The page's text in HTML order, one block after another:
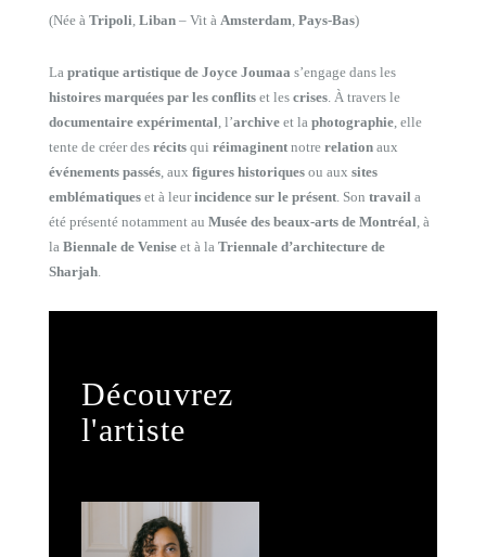
(Née à Tripoli Liban – Vit à Amsterdam Pays-Bas)
La pratique artistique de Joyce Joumaa s’engage dans les
histoires marquées par les conflits et les crises . À travers le
documentaire expérimental , l’archive et la photographie , elle
tente de créer des récits qui réimaginent notre relation aux
événements passés , aux figures historiques ou aux sites
emblématiques et à leurincidence sur le présent . Son travail a
été présenté notamment au Musée des beaux-arts de Montréal , à
la Biennale de Venise et à la Triennale d’architecture de
Sharjah
Découvrez
l'artiste